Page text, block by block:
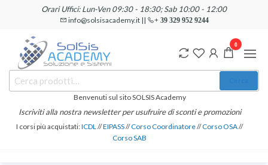
contenuto
Orari Uffici: Lun-Ven 09:30 - 18:30; Sab 10:00 - 12:00
info@solsisacademy.it || + 39 329 952 9244
SOLSIS
Academy
Corsi e
Certificazioni
Linguistiche
Benvenuti sul sito SOLSIS Academy
Iscriviti alla nostra newsletter per usufruire di sconti e promozioni
I corsi più acquistati:ICDL//EIPASS//Corso Coordinatore//Corso OSA//
Corso SAB
0